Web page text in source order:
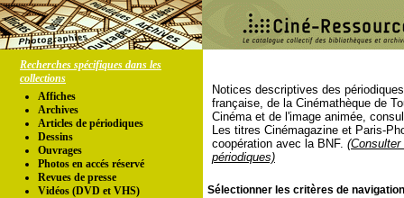
Recherches spécifiques dans les
collections
Affiches
Archives
Articles de périodiques
Dessins
Ouvrages
Photos en accés réservé
Revues de presse
Vidéos (DVD et VHS)
Notices descriptives des
française, de la Cinémathèque de
Cinéma et de l'image animée,
Les titres Cinémagazine et Paris-
coopération avec la BNF.
périodiques)
Sélectionner les critères de